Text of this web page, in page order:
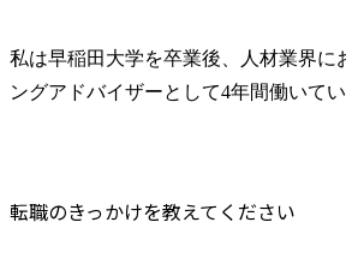
私は早稲田大学を卒業後、人材業界に
ングアドバイザーとして4年間働いてい
転職のきっかけを教えてください